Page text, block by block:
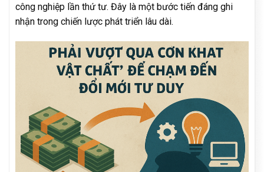
công nghiệp lần thứ tư. Đây là một bước tiến đáng ghi
nhận trong chiến lược phát triển lâu dài.